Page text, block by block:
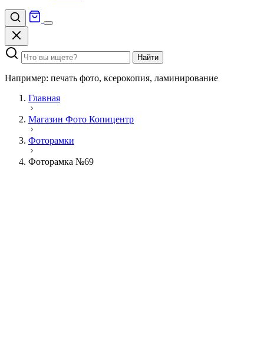
Найти
Например: печать фото, ксерокопия, ламинирование
Главная
Магазин Фото Копицентр
Фоторамки
Фоторамка №69